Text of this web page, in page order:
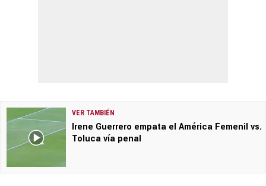
VER TAMBIÉN
Irene Guerrero empata el América Femenil vs.
Toluca vía penal